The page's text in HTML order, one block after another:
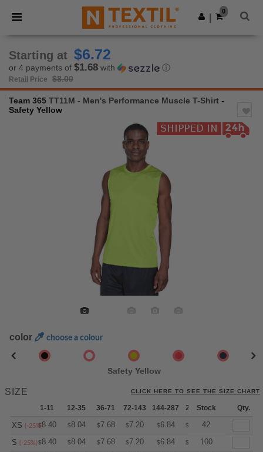
× Ntextil App
Better prices on app!
Get the app
0
Starting at $6.72
or 4 payments of $1.68 with ⓘ
Retail Price $8.00
Team 365 TT11M - Men's Performance Muscle T-Shirt -
Safety Yellow
color choose a colour
Safety Yellow
SIZE CLICK HERE TO SEE THE SIZE CHART
1-11 12-35 36-71 72-143 144-287 288 + More
Stock Qty.
XS (-25%)
$8.40 $8.04 $7.68 $7.20 $6.84 $ 6.7242
S (-25%)$8.40 $8.04 $7.68 $7.20 $6.84 $ 6.72100